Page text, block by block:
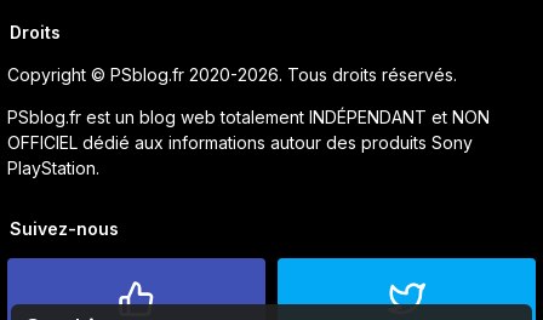
Droits
Copyright © PSblog.fr 2020-2026. Tous droits réservés.
PSblog.fr est un blog web totalement INDÉPENDANT et NON
OFFICIEL dédié aux informations autour des produits Sony
PlayStation.
Suivez-nous